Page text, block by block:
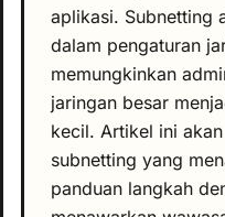
aplikasi. Subnetting
dalam pengaturan
memungkinkan
jaringan besar
kecil. Artikel ini
subnetting yang
panduan langkah